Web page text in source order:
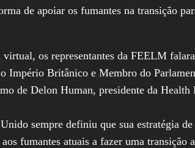
de apoiar os fumantes na transição
virtual, os representantes da FEELM
Império Britânico e Membro do
de Delon Human, presidente da
sempre definiu que sua estratégia
fumantes atuais a fazer uma